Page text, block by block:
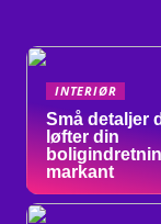
INTERIØR
Små detaljer
løfter din
markant